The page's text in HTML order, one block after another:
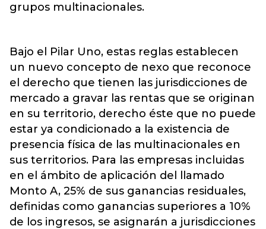
grupos multinacionales.
Bajo el Pilar Uno, estas reglas establecen
un nuevo concepto de nexo que reconoce
el derecho que tienen las jurisdicciones de
mercado a gravar las rentas que se originan
en su territorio, derecho éste que no puede
estar ya condicionado a la existencia de
presencia física de las multinacionales en
sus territorios. Para las empresas incluidas
en el ámbito de aplicación del llamado
Monto A, 25% de sus ganancias residuales,
definidas como ganancias superiores a 10%
de los ingresos, se asignarán a jurisdicciones